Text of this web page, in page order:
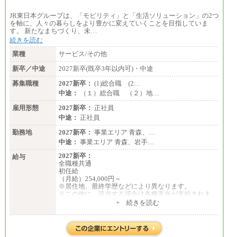
JR東日本グループは、「モビリティ」と「生活ソリューション」の2つ
を軸に、人々の暮らしをより豊かに変えていくことを目指していま
す。 新たなまちづくり、未…
続きを読む
業種
サービス/その他
新卒／中途
2027新卒(既卒3年以内可)・中途
募集職種
2027新卒： (1)総合職 (2…
中途：
（１）総合職 （２）地…
雇用形態
2027新卒： 正社員
中途： 正社員
勤務地
2027新卒： 事業エリア 青森、…
中途： 事業エリア 青森、岩手…
給与
2027新卒：
全職種共通
初任給
（月給）254,000円～
※居住地、最終学歴などにより異なります。
※この他に、該当する場合は各種手当が支給されま
中途：
全職種共通
+ 続きを読む